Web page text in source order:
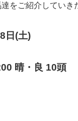
をご紹介していき
日(土)
晴・良 10頭